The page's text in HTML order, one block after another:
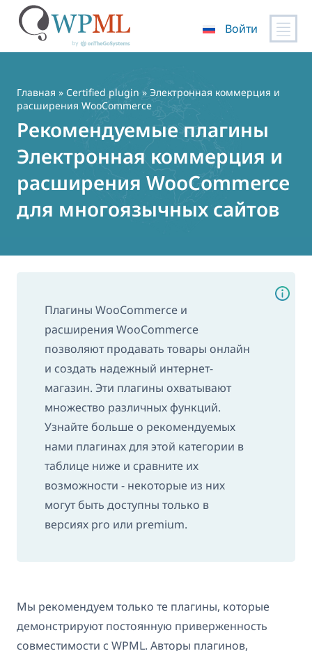
содержимому
Войти
Главная » Certified plugin » Электронная коммерция и
расширения WooCommerce
Рекомендуемые плагины
Электронная коммерция и
расширения WooCommerce
для многоязычных сайтов
Плагины WooCommerce и
расширения WooCommerce
позволяют продавать товары онлайн
и создать надежный интернет-
магазин. Эти плагины охватывают
множество различных функций.
Узнайте больше о рекомендуемых
нами плагинах для этой категории в
таблице ниже и сравните их
возможности - некоторые из них
могут быть доступны только в
версиях pro или premium.
Мы рекомендуем только те плагины, которые
демонстрируют постоянную приверженность
совместимости с WPML. Авторы плагинов,